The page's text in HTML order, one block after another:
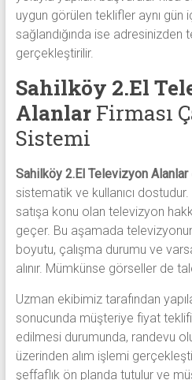
uygun görülen teklifler aynı gün
sağlandığında ise adresinizden
gerçekleştirilir.
Sahilköy 2.El
AlanlarFirması
Sistemi
Sahilköy 2.El Televizyon Alanlar
sistematik ve kullanıcı
satışa konu olan televizyon
geçer. Bu aşamada
boyutu, çalışma durumu ve
alınır. Mümkünse görseller de
Uzman ekibimiz tarafından
sonucunda müşteriye fiyat
edilmesi durumunda, randevu
üzerinden alım işlemi
şeffaflık ön planda tutulur ve